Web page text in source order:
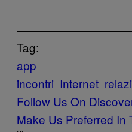
Tag:
app
incontri Internet
Follow Us On
Make Us Preferred In